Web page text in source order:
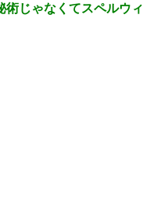
術じゃなくてスペルウィ